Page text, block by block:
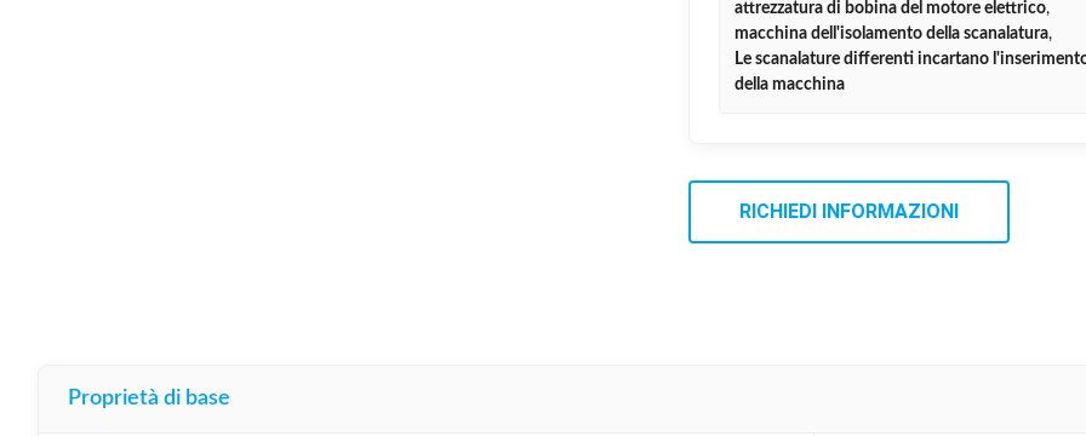
attrezzatura di bobina del motore elettrico,
macchina dell'isolamento della scanalatura,
Le scanalature differenti incartano
della macchina
RICHIEDI INFORMAZIONI
Proprietà di base